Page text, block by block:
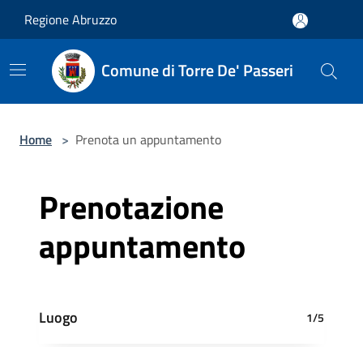
Regione Abruzzo
Comune di Torre De' Passeri
Home > Prenota un appuntamento
Prenotazione
appuntamento
Luogo 1/5